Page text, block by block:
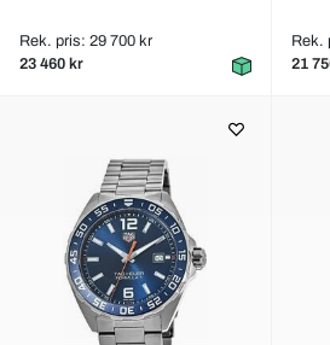
Rek. pris: 29 700 kr
23 460 kr
Rek.
21